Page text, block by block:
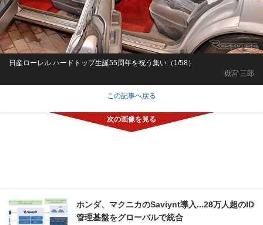
嶽宮 三郎
日産ローレル ハードトップ生誕55周年を祝う集い（1/58）
この記事へ戻る
ホンダ、マクニカのSaviynt導入...28万人超のID
管理基盤をグローバルで統合